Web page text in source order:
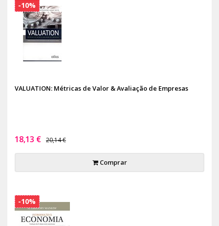
VALUATION: Métricas de Valor & Avaliação de Empresas
18,13 € 20,14 €
Comprar
-10%
-10%